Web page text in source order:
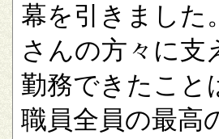
幕を引きました
さんの方々に支
勤務できたこと
職員全員の最高